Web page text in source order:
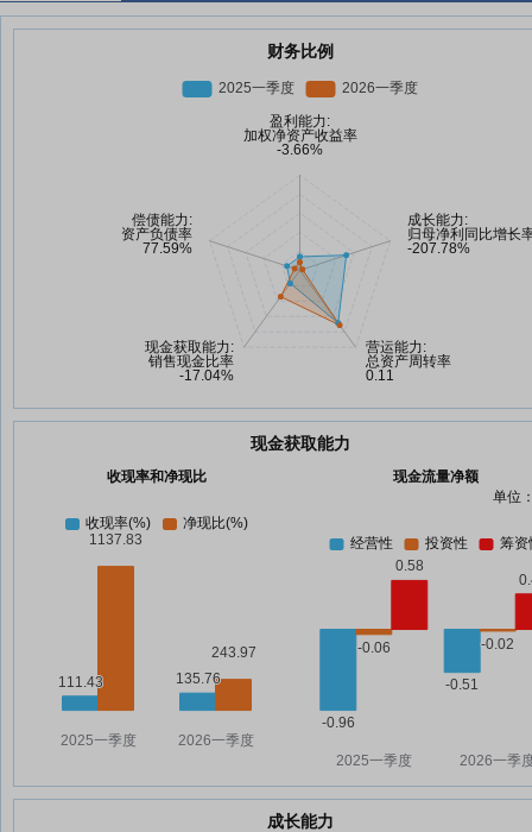
财务比例
现金获取能力
收现率和净现比
现金流量净额
单位
成长能力